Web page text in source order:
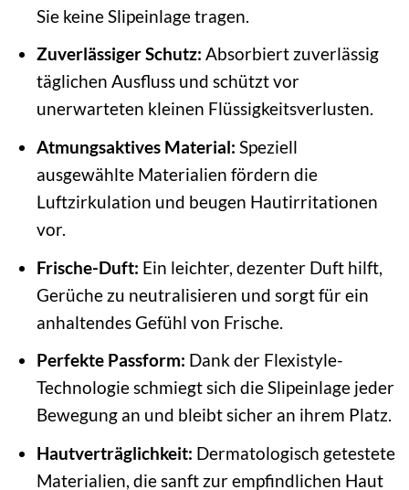
Sie keine Slipeinlage tragen.
Zuverlässiger Schutz: Absorbiert zuverlässig
täglichen Ausfluss und schützt vor
unerwarteten kleinen Flüssigkeitsverlusten.
Atmungsaktives Material: Speziell
ausgewählte Materialien fördern die
Luftzirkulation und beugen Hautirritationen
vor.
Frische-Duft: Ein leichter, dezenter Duft hilft,
Gerüche zu neutralisieren und sorgt für ein
anhaltendes Gefühl von Frische.
Perfekte Passform: Dank der Flexistyle-
Technologie schmiegt sich die Slipeinlage jeder
Bewegung an und bleibt sicher an ihrem Platz.
Hautverträglichkeit: Dermatologisch getestete
Materialien, die sanft zur empfindlichen Haut